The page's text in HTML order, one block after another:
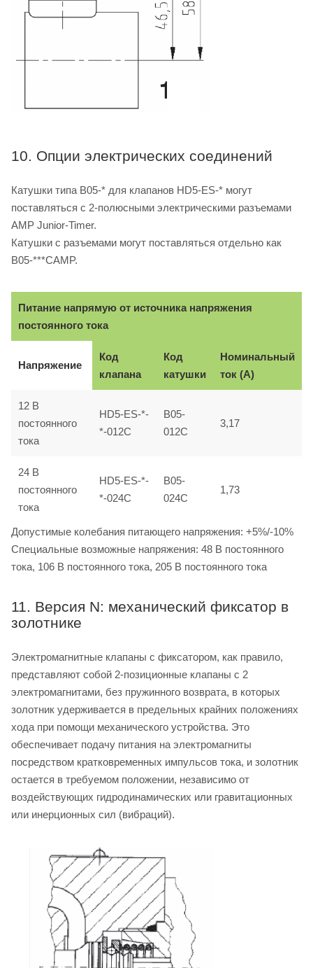
10. Опции электрических соединений
Катушки типа B05-* для клапанов HD5-ES-* могут
поставляться с 2-полюсными электрическими разъемами
AMP Junior-Timer.
Катушки с разъемами могут поставляться отдельно как
B05-***CAMP.
Питание напрямую от источника напряжения
постоянного тока
Напряжение
Код
клапана
Код
катушки
Номинальный
ток (A)
12 B
постоянного
тока
HD5-ES-*-
*-012C
B05-
012C
3,17
24 B
постоянного
тока
HD5-ES-*-
*-024C
B05-
024C
1,73
Допустимые колебания питающего напряжения: +5%/-10%
Специальные возможные напряжения: 48 B постоянного
тока, 106 B постоянного тока, 205 B постоянного тока
11. Версия N: механический фиксатор в
золотнике
Электромагнитные клапаны с фиксатором, как правило,
представляют собой 2-позиционные клапаны с 2
электромагнитами, без пружинного возврата, в которых
золотник удерживается в предельных крайних положениях
хода при помощи механического устройства. Это
обеспечивает подачу питания на электромагниты
посредством кратковременных импульсов тока, и золотник
остается в требуемом положении, независимо от
воздействующих гидродинамических или гравитационных
или инерционных сил (вибраций).